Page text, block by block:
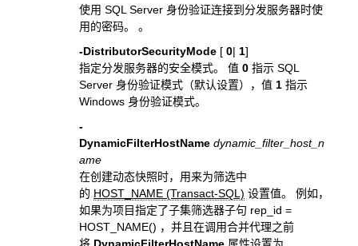
使用 SQL Server 身份验证连接到分发服务器时使
用的密码。 。
-DistributorSecurityMode [ 0| 1]
指定分发服务器的安全模式。 值 0 指示 SQL
Server 身份验证模式（默认设置），值 1 指示
Windows 身份验证模式。
-
DynamicFilterHostName dynamic_filter_host_n
ame
在创建动态快照时，用来为筛选中
的 HOST_NAME (Transact-SQL) 设置值。 例如，
如果为项目指定了子集筛选器子句 rep_id =
HOST_NAME() ，并且在调用合并代理之前
将 DynamicFilterHostName 属性设置为